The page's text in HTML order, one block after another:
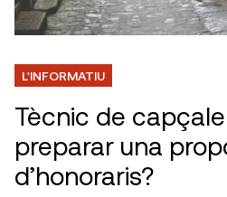
L'INFORMATIU
Tècnic de
preparar una
d’honoraris?